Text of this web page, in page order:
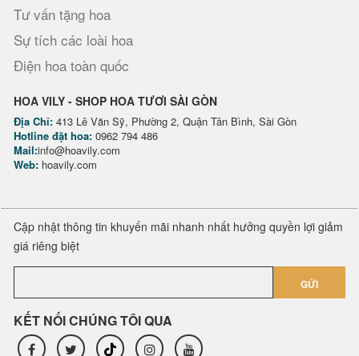
Tư vấn tặng hoa
Sự tích các loài hoa
Điện hoa toàn quốc
HOA VILY - SHOP HOA TƯƠI SÀI GÒN
Địa Chỉ: 413 Lê Văn Sỹ, Phường 2, Quận Tân Bình, Sài Gòn
Hotline đặt hoa: 0962 794 486
Mail:info@hoavily.com
Web: hoavily.com
Cập nhật thông tin khuyến mãi nhanh nhất hưởng quyền lợi giảm
giá riêng biệt
GỬI
KẾT NỐI CHÚNG TÔI QUA